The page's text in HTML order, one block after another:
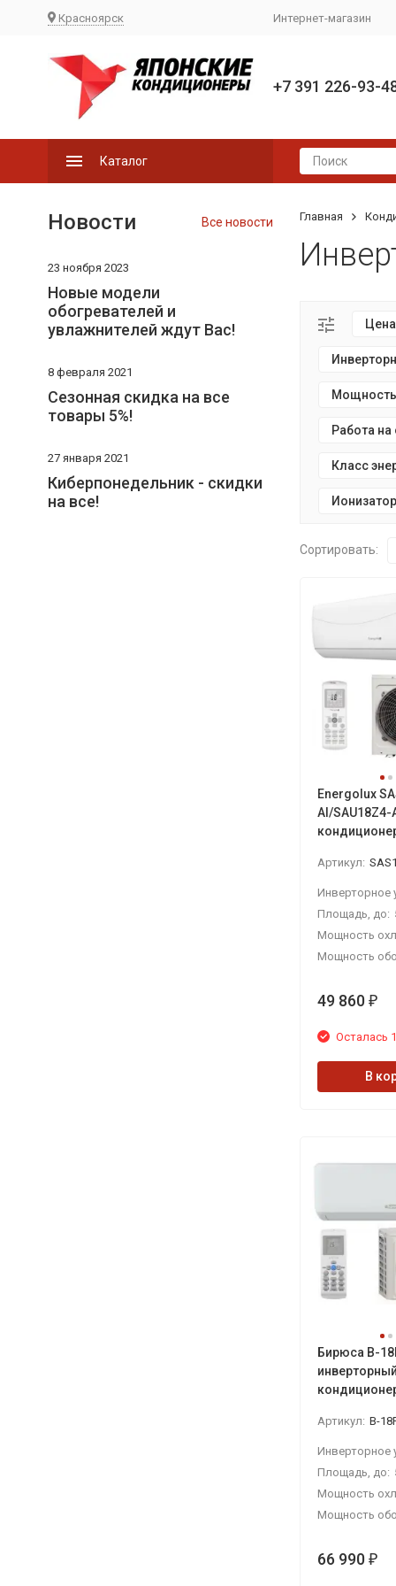
Красноярск Интернет-магазин
+7 391 226-93-
Каталог
Главная
Цена
Мощность
Работа
Класс
Сортировать:
Energolux
AI/SAU18Z4-
Артикул:
Площадь, до:
Мощность
Мощность
49 860 ₽
Осталась
В
Бирюса B-
Артикул: B-
Площадь, до:
Мощность
Мощность
66 990 ₽
Новости Все новости
23 ноября 2023
Новые модели
обогревателей и
увлажнителей ждут Вас!
8 февраля 2021
Сезонная скидка на все
товары 5%!
27 января 2021
Киберпонедельник - скидки
на все!